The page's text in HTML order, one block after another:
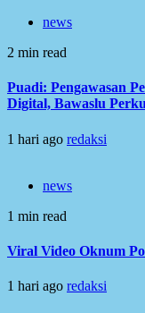
news
2 min read
Puadi: Pengawasan
Digital, Bawaslu
1 hari ago redaksi
news
1 min read
Viral Video Oknum
1 hari ago redaksi